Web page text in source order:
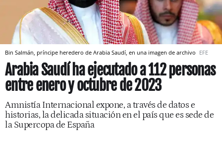
Bin Salmán, príncipe heredero de Arabia Saudí, en una imagen de archivo EFE
Arabia Saudí ha ejecutado a 112 personas
entre enero y octubre de 2023
Amnistía Internacional expone, a través de datos e
historias, la delicada situación en el país que es sede de
la Supercopa de España